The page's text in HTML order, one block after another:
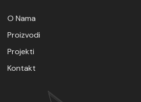
O Nama
Proizvodi
Projekti
Kontakt